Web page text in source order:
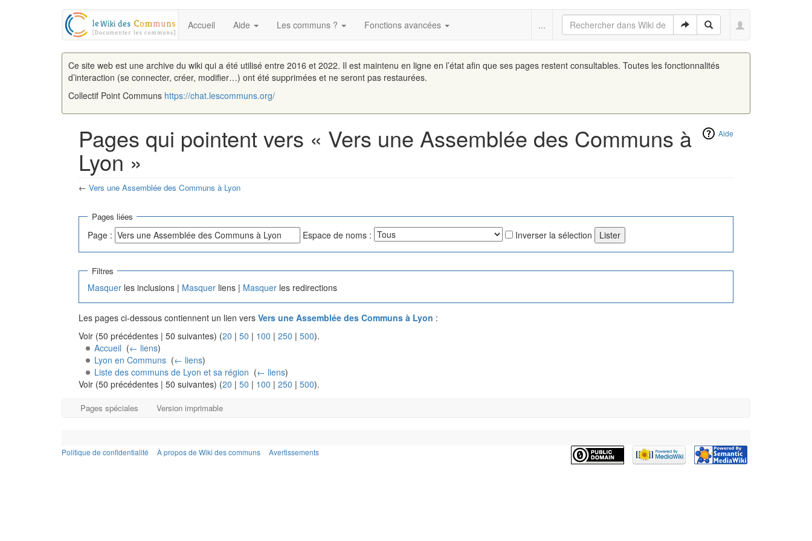
Accueil Aide Les communs ? Fonctions avancées ...
Ce site web est une archive du wiki qui a été utilisé entre 2016 et 2022. Il est maintenu en ligne en l’état afin que ses pages restent consultables. Toutes les fonctionnalités
d’interaction (se connecter, créer, modifier…) ont été supprimées et ne seront pas restaurées.
Collectif Point Communs https://chat.lescommuns.org/
Aide
Pages qui pointent vers « Vers une Assemblée des Communs à
Lyon »
← Vers une Assemblée des Communs à Lyon
Pages liées
Page : Espace de noms : Inverser la sélection
Filtres
Masquer les inclusions | Masquer liens | Masquer les redirections
Les pages ci-dessous contiennent un lien vers Vers une Assemblée des Communs à Lyon :
Voir (50 précédentes | 50 suivantes) (20 | 50 | 100 | 250 | 500).
Accueil (← liens)
Lyon en Communs‎ (← liens)
Liste des communs de Lyon et sa région (← liens)
Voir (50 précédentes | 50 suivantes) (20 | 50 | 100 | 250 | 500).
Pages spéciales Version imprimable
Politique de confidentialité À propos de Wiki des communs Avertissements